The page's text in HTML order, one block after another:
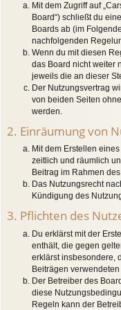
Mit dem Zugriff auf
Board“) schließt du
Boards ab (im
nachfolgenden
Wenn du mit diesen
das Board nicht weiter
jeweils die an dieser
Der Nutzungsvertrag
von beiden Seiten
werden.
2. Einräumung von
Mit dem Erstellen
zeitlich und räumlich
Beitrag im Rahmen
Das Nutzungsrecht
Kündigung des
3. Pflichten des
Du erklärst mit der
enthält, die gegen
erklärst insbesondere,
Beiträgen
Der Betreiber des
diese
Regeln kann der